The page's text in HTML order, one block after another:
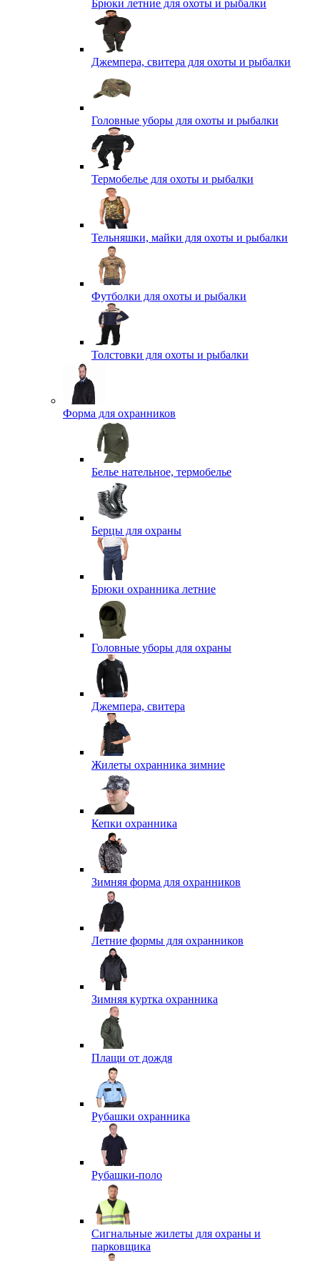
Брюки летние для охоты и рыбалки
Джемпера, свитера для охоты и рыбалки
Головные уборы для охоты и рыбалки
Термобелье для охоты и рыбалки
Тельняшки, майки для охоты и рыбалки
Футболки для охоты и рыбалки
Толстовки для охоты и рыбалки
Форма для охранников
Белье нательное, термобелье
Берцы для охраны
Брюки охранника летние
Головные уборы для охраны
Джемпера, свитера
Жилеты охранника зимние
Кепки охранника
Зимняя форма для охранников
Летние формы для охранников
Зимняя куртка охранника
Плащи от дождя
Рубашки охранника
Рубашки-поло
Сигнальные жилеты для охраны и
парковщика